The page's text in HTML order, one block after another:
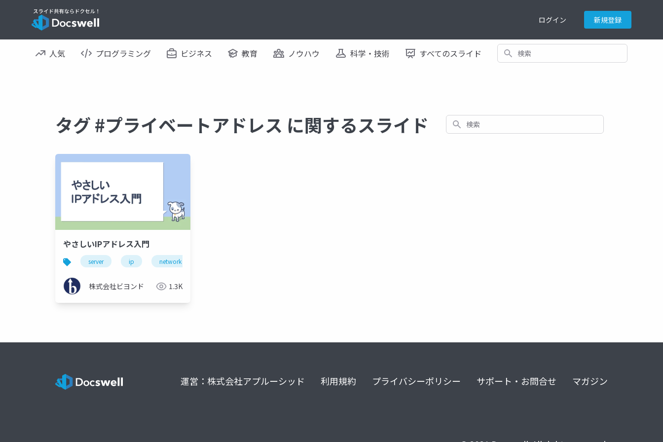
ログイン 新規登録
人気 プログラミング ビジネス 教育 ノウハウ 科学・技術 すべてのスライド 検索
タグ #プライベートアドレス に関するスライド 検索
やさしいIPアドレス入門
server ip network
株式会社ビヨンド 1.3K
運営：株式会社アプルーシッド 利用規約 プライバシーポリシー サポート・お問合せ マガジン